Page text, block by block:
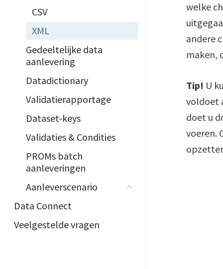
CSV
XML
Gedeeltelijke data
aanlevering
Datadictionary
Validatierapportage
Dataset-keys
Validaties & Condities
PROMs batch
aanleveringen
Aanleverscenario
Data Connect
Veelgestelde vragen
welke
andere
maken,
Tip! U
voldoet
doet u
voeren.